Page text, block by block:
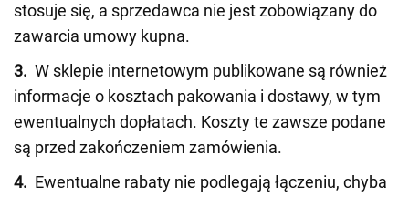
stosuje się, a sprzedawca nie jest zobowiązany do
zawarcia umowy kupna.
3. W sklepie internetowym publikowane są również
informacje o kosztach pakowania i dostawy, w tym
ewentualnych dopłatach. Koszty te zawsze podane
są przed zakończeniem zamówienia.
4. Ewentualne rabaty nie podlegają łączeniu, chyba